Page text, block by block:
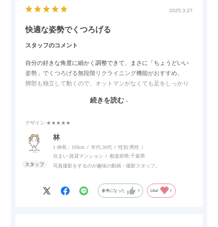
2025.3.27
快適な姿勢でくつろげる
スタッフのコメント
自分の好きな角度に細かく調整できて、まさに「ちょうどいい
姿勢」でくつろげる無段階リクライニング機能がおすすめ。
脚部も独立して動くので、オットマンがなくても足をしっかり
スマホやタブレットを充電しながらリラックスできるのが嬉し
個人的にはコードレス＆充電式なので、コンセントの場所を気
にせず、好きな場所に置けるのが画期的に感じました。
続きを読む
デザイン:★★★★★
林
1:伸長：169cm 年代:30代 性別:男性
住まい:賃貸マンション 都道府県:千葉県
写真撮影をするのが趣味の動画・撮影スタッフ。
参考になった 0 Like! 0